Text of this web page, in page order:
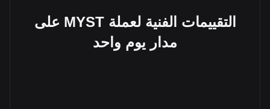
التقييمات الفنية لعملة MYST على
مدار يوم واحد